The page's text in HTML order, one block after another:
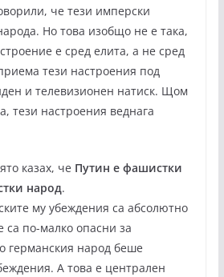
че тези имперски
Но това изобщо не е така,
е сред елита, а не сред
тези настроения под
и телевизионен натиск. Щом
тези настроения веднага
казах, че Путин е фашистки
народ.
му убеждения са абсолютно
са по-малко опасни за
германския народ беше
А това е централен